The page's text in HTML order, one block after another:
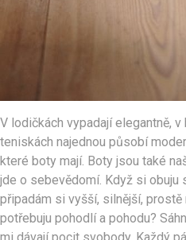
V lodičkách vypadají elegantně, v
teniskách najednou působí
které boty mají. Boty jsou také
jde o sebevědomí. Když si obuju
připadám si vyšší, silnější,
potřebuju pohodlí a pohodu?